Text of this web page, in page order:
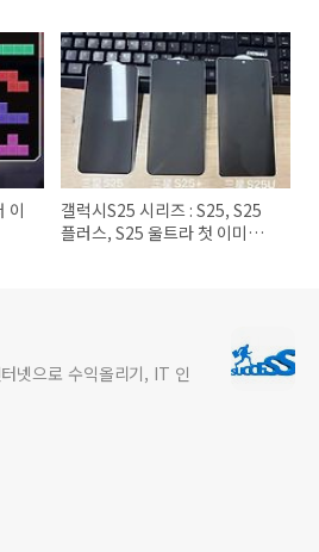
이
갤럭시S25 시리즈 : S25, S25
플러스, S25 울트라 첫 이미지
넷으로 수익올리기, IT 인